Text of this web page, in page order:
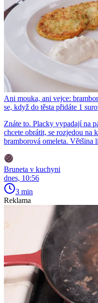
Ani mouka, ani vejce:
se, když do těsta přidáte 1
Znáte to. Placky vypadají na
chcete obrátit, se rozjedou na
bramborová omeleta. Většina
Bruneta v kuchyni
dnes, 10:56
3 min
Reklama